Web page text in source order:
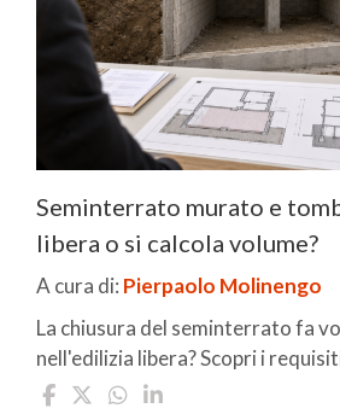
Seminterrato murato e
libera o si calcola volume?
A cura di: Pierpaolo Molinengo
La chiusura del seminterrato fa
nell'edilizia libera? Scopri i